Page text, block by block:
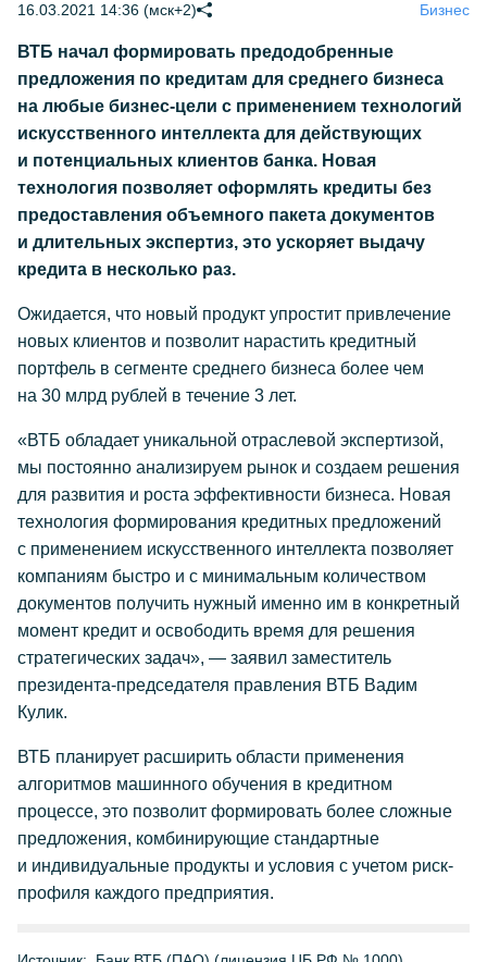
16.03.2021 14:36 (мск+2) Бизнес
ВТБ начал формировать предодобренные
предложения по кредитам для среднего бизнеса
на любые бизнес-цели с применением технологий
искусственного интеллекта для действующих
и потенциальных клиентов банка. Новая
технология позволяет оформлять кредиты без
предоставления объемного пакета документов
и длительных экспертиз, это ускоряет выдачу
кредита в несколько раз.
Ожидается, что новый продукт упростит привлечение
новых клиентов и позволит нарастить кредитный
портфель в сегменте среднего бизнеса более чем
на 30 млрд рублей в течение 3 лет.
«ВТБ обладает уникальной отраслевой экспертизой,
мы постоянно анализируем рынок и создаем решения
для развития и роста эффективности бизнеса. Новая
технология формирования кредитных предложений
с применением искусственного интеллекта позволяет
компаниям быстро и с минимальным количеством
документов получить нужный именно им в конкретный
момент кредит и освободить время для решения
стратегических задач», — заявил заместитель
президента-председателя правления ВТБ Вадим
Кулик.
ВТБ планирует расширить области применения
алгоритмов машинного обучения в кредитном
процессе, это позволит формировать более сложные
предложения, комбинирующие стандартные
и индивидуальные продукты и условия с учетом риск-
профиля каждого предприятия.